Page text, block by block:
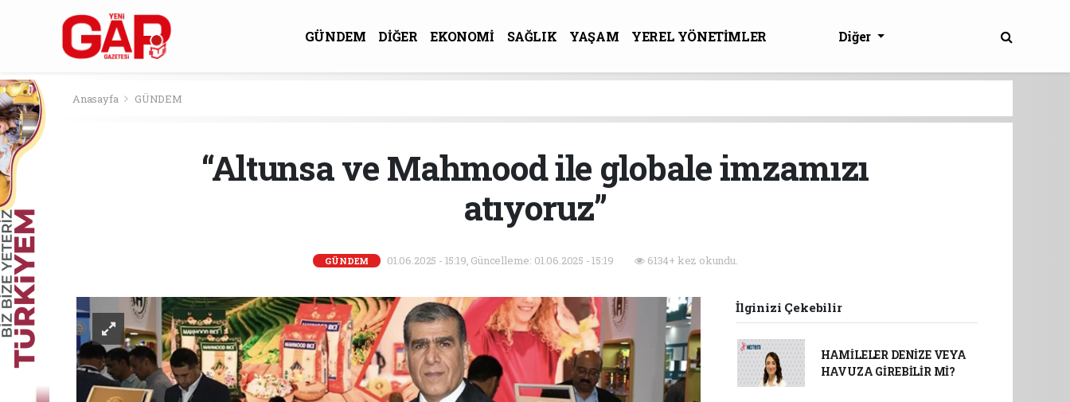
GÜNDEM DİĞER EKONOMİ SAĞLIK YAŞAM
YEREL YÖNETİMLER
Diğer
Anasayfa GÜNDEM
“Altunsa ve Mahmood ile globale imzamızı
atıyoruz”
GÜNDEM 01.06.2025 - 15:19, Güncelleme: 01.06.2025 - 15:19 6134+ kez okundu.
İlginizi Çekebilir
HAMİLELER DENİZE VEYA
HAVUZA GİREBİLİR Mİ?